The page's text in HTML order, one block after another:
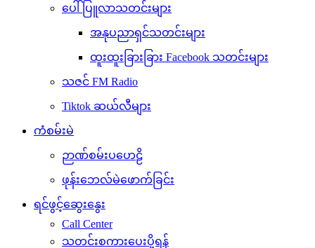
ပေါ်ပြူလာသတင်းများ
အနုပညာရှင်သတင်းများ
ထူးထူးခြားခြား Facebook သတင်းများ
သဇင် FM Radio
Tiktok ဆယ်လီများ
ကံစမ်းမဲ
ဉာဏ်စမ်းပဟေဠိ
ဖုန်းဘေလ်မဲဖောက်ခြင်း
ရင်ဖွင့်ဆွေးနွေး
Call Center
သတင်းစကားပေးပို့ရန်